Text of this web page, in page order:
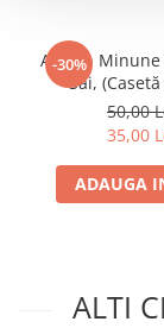
-30%
Adrian
Săi,
50,00
35,00
ADAUGA
ALTI